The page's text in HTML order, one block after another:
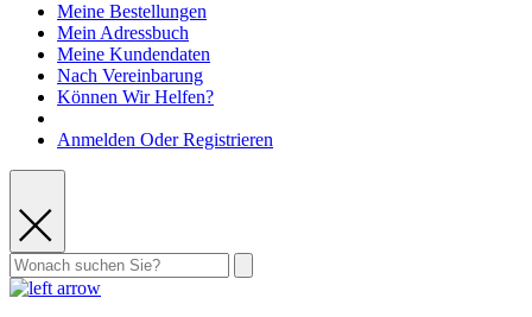
Meine Bestellungen
Mein Adressbuch
Meine Kundendaten
Nach Vereinbarung
Können Wir Helfen?
Anmelden Oder Registrieren